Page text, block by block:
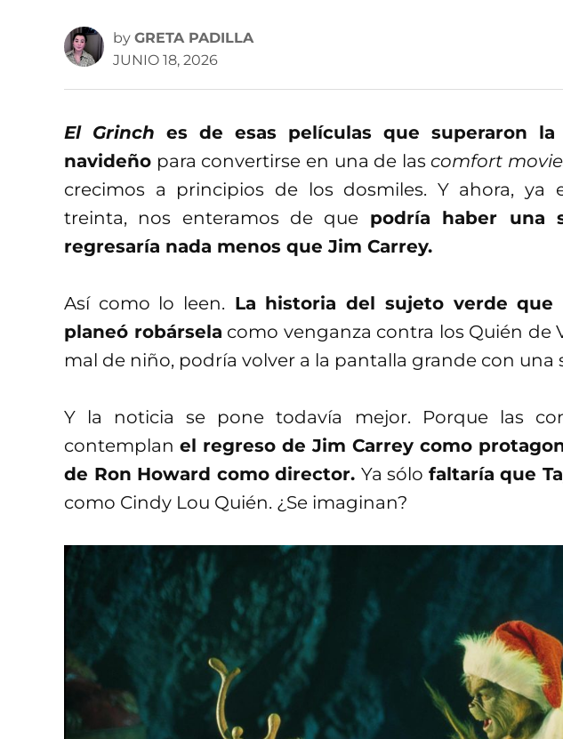
by GRETA PADILLA
JUNIO 18, 2026
El Grinch es de esas películas que superaron
navideño para convertirse en una de lascomfort
crecimos a principios de los dosmiles. Y ahora, ya
treinta, nos enteramos de que podría haber una
regresaría nada menos que Jim Carrey.
Así como lo leen. La historia del sujeto verde que
planeó robársela como venganza contra los Quién de
mal de niño, podría volver a la pantalla grande con una
Y la noticia se pone todavía mejor. Porque las
contemplan el regreso de Jim Carrey como
de Ron Howard como director. Ya sólo faltaría que
como Cindy Lou Quién. ¿Se imaginan?